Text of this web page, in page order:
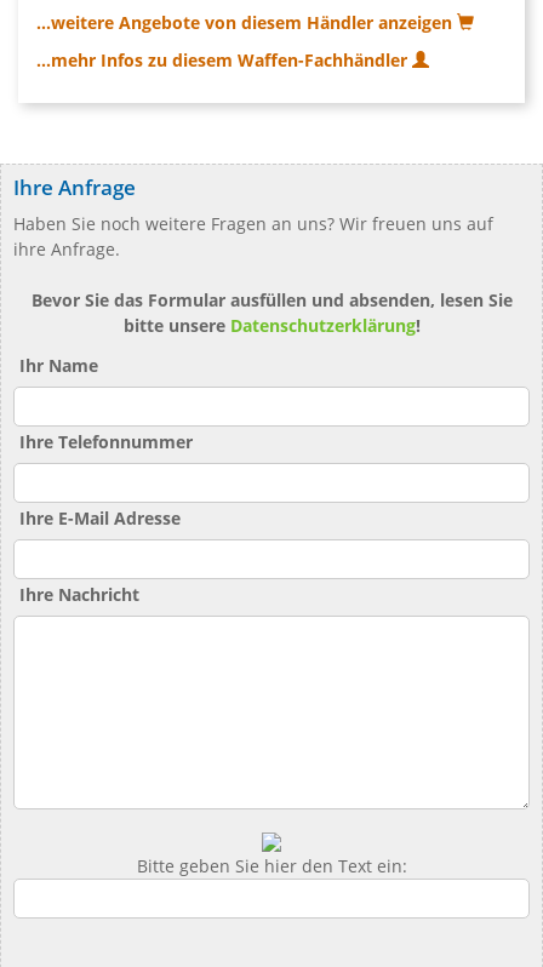
...weitere Angebote von diesem Händler anzeigen
...mehr Infos zu diesem Waffen-Fachhändler
Ihre Anfrage
Haben Sie noch weitere Fragen an uns? Wir freuen uns auf
ihre Anfrage.
Bevor Sie das Formular ausfüllen und absenden, lesen Sie
bitte unsere Datenschutzerklärung!
Ihr Name
Ihre Telefonnummer
Ihre E-Mail Adresse
Ihre Nachricht
Bitte geben Sie hier den Text ein: